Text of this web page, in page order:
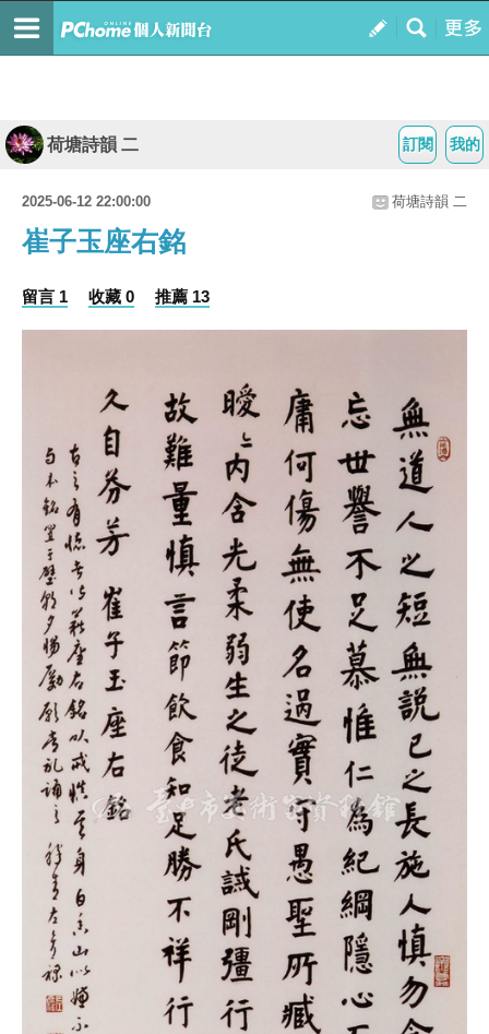
我的
訂閱
荷塘詩韻 二
2025-06-12 22:00:00 荷塘詩韻 二
崔子玉座右銘
留言 1 收藏 0 推薦 13